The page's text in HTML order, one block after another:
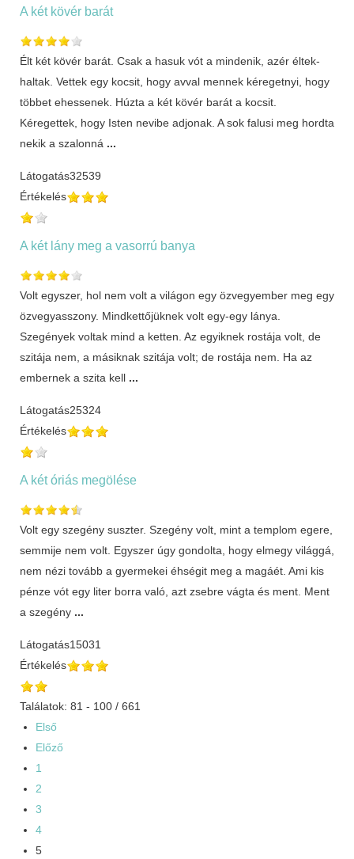
A két kövér barát
Élt két kövér barát. Csak a hasuk vót a mindenik, azér éltek-
haltak. Vettek egy kocsit, hogy avval mennek kéregetnyi, hogy
többet ehessenek. Húzta a két kövér barát a kocsit.
Kéregettek, hogy Isten nevibe adjonak. A sok falusi meg hordta
nekik a szalonná ...
Látogatás32539
Értékelés
A két lány meg a vasorrú banya
Volt egyszer, hol nem volt a világon egy özvegyember meg egy
özvegyasszony. Mindkettőjük­nek volt egy-egy lánya.
Szegények voltak mind a ketten. Az egyiknek rostája volt, de
szitája nem, a másiknak szitája volt; de rostája nem. Ha az
embernek a szita kell ...
Látogatás25324
Értékelés
A két óriás megölése
Volt egy szegény suszter. Szegény volt, mint a templom egere,
semmije nem volt. Egyszer úgy gondolta, hogy elmegy világgá,
nem nézi tovább a gyermekei éhségit meg a magáét. Ami kis
pénze vót egy liter borra való, azt zsebre vágta és ment. Ment
a szegény ...
Látogatás15031
Értékelés
Találatok: 81 - 100 / 661
Első
Előző
1
2
3
4
5